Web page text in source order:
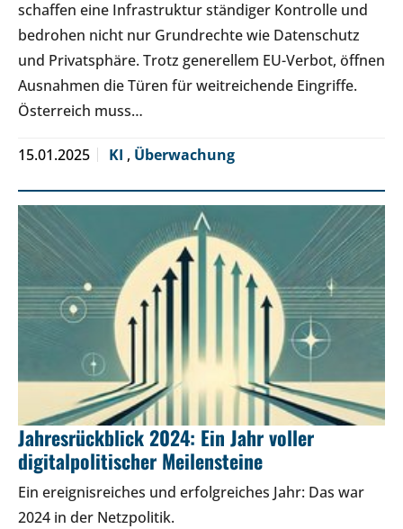
schaffen eine Infrastruktur ständiger Kontrolle und
bedrohen nicht nur Grundrechte wie Datenschutz
und Privatsphäre. Trotz generellem EU-Verbot, öffnen
Ausnahmen die Türen für weitreichende Eingriffe.
Österreich muss…
15.01.2025 KI , Überwachung
Jahresrückblick 2024: Ein Jahr voller
digitalpolitischer Meilensteine
Ein ereignisreiches und erfolgreiches Jahr: Das war
2024 in der Netzpolitik.